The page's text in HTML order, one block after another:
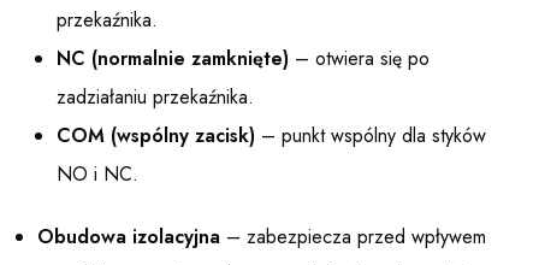
przekaźnika.
NC (normalnie zamknięte) – otwiera się po
zadziałaniu przekaźnika.
COM (wspólny zacisk) – punkt wspólny dla styków
NO i NC.
Obudowa izolacyjna – zabezpiecza przed wpływem